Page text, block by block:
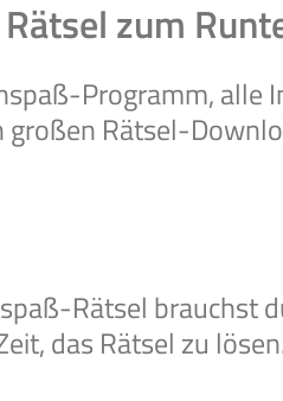
zum
Programm, alle
großen Rätsel-
Rätsel brauchst
das Rätsel zu